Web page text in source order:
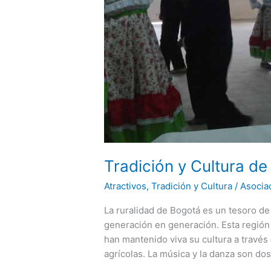
Tradición y Cultura
Atractivos,Tradición y Cultura /
La ruralidad de Bogotá es un tesoro
generación en generación. Esta
han mantenido viva su cultura a
agrícolas. La música y la danza son